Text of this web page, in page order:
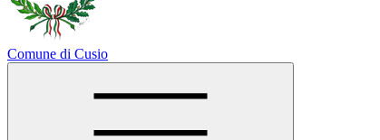
Comune di Cusio